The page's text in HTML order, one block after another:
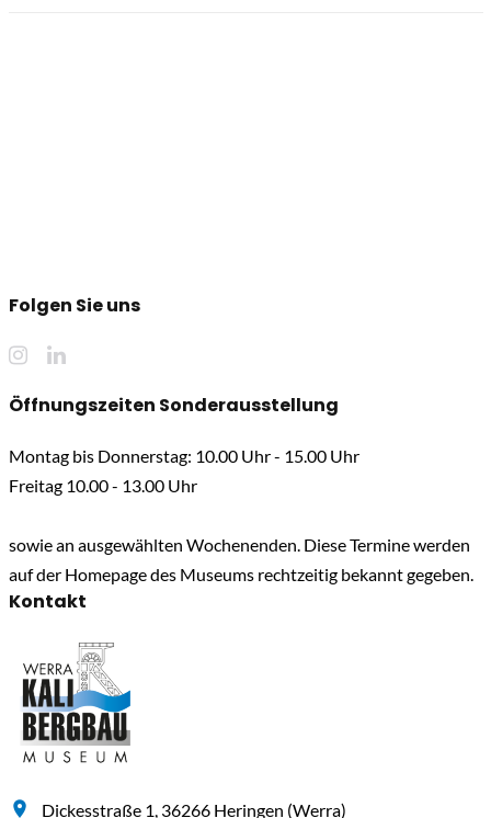
Folgen Sie uns
Öffnungszeiten Sonderausstellung
Montag bis Donnerstag: 10.00 Uhr - 15.00 Uhr
Freitag 10.00 - 13.00 Uhr
sowie an ausgewählten Wochenenden. Diese Termine werden
auf der Homepage des Museums rechtzeitig bekannt gegeben.
Kontakt
Dickesstraße 1, 36266 Heringen (Werra)